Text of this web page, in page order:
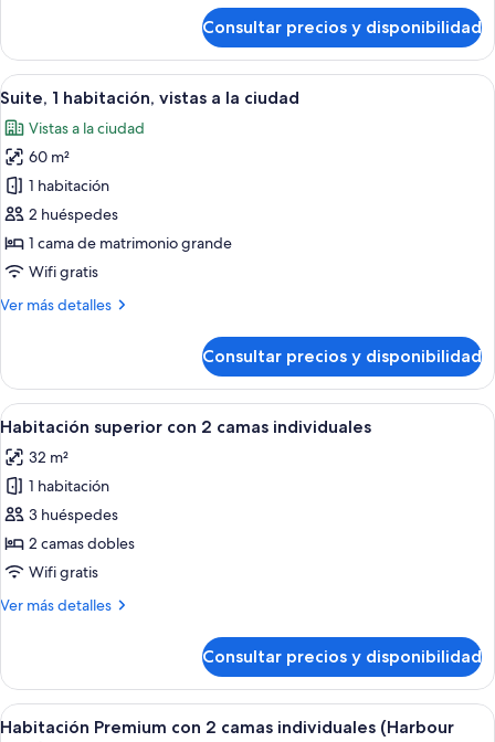
al
puerto
2
habitaciones,
vistas
puerto
Consultar precios y disponibilidad
Abrir
todas
las
fotos
de
Suite,
1
habitación,
a
Una sala de estar moderna con un
6
Suite, 1 habitación, vistas a la ciudad
Vistas a la ciudad
60 m²
1 habitación
2 huéspedes
1 cama de matrimonio grande
Wifi gratis
Ver más detalles
Más
1
habitación,
vistas
la
ciudad
Consultar precios y disponibilidad
Abrir
todas
las
fotos
de
Habitación
superior
2
Habitación de hotel con dos camas,
4
Habitación superior con 2 camas individuales
32 m²
1 habitación
3 huéspedes
2 camas dobles
Wifi gratis
Ver más detalles
Más
superior
con
2
Consultar precios y disponibilidad
Abrir
Habitación de hotel con dos camas,
4
Habitación Premium con 2 camas individuales (Harbour